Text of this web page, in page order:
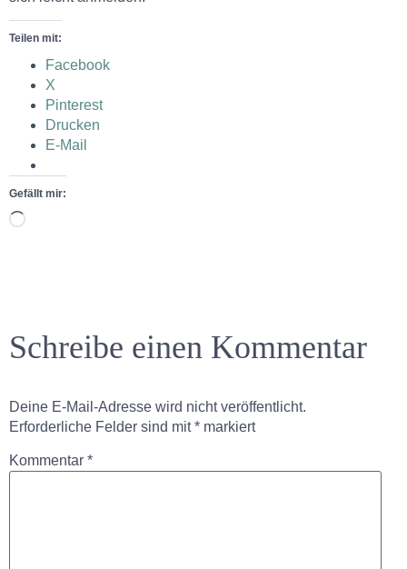
Teilen mit:
Facebook
X
Pinterest
Drucken
E-Mail
Gefällt mir:
Schreibe einen Kommentar
Deine E-Mail-Adresse wird nicht veröffentlicht.
Erforderliche Felder sind mit* markiert
Kommentar *